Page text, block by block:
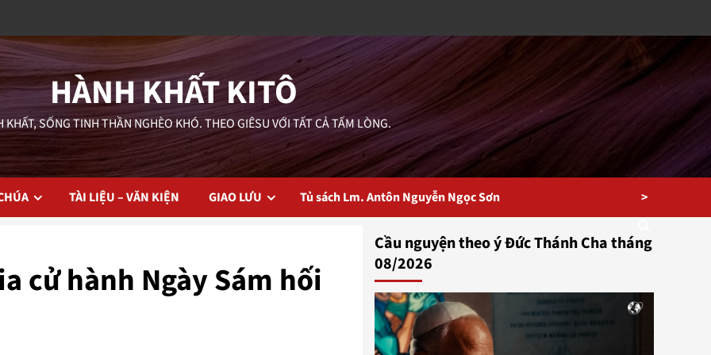
HÀNH KHẤT KITÔ
KHẤT, SỐNG TINH THẦN NGHÈO KHÓ. THEO GIÊSU VỚI TẤT CẢ TẤM LÒNG.
TÀI LIỆU – VĂN KIỆN GIAO LƯU Tủ sách Lm. Antôn Nguyễn Ngọc Sơn >
cử hành Ngày Sám hối
Cầu nguyện theo ý Đức Thánh Cha tháng
08/2026